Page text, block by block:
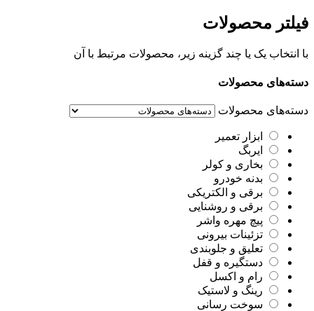
فیلتر محصولات
با انتخاب یک یا چند گزینه زیر، محصولات مرتبط با آن
دسته‌های محصولات
دسته‌های محصولات
ابزار تعمیر
ایربگ
بخاری و کولر
بدنه خودرو
برقی و الکتریکی
برقی و روشنایی
پیچ مهره واشر
تزئینات بیرونی
تعلیق و جلوبندی
دستگیره و قفل
رام و اکسل
رینگ و لاستیک
سوخت رسانی